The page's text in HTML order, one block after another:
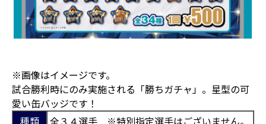
※画像はイメージです。
試合勝利時にのみ実施される「勝ちガチャ」。星型の可
愛い缶バッジです！
種類
全３４選手 ※特別指定選手はございません。